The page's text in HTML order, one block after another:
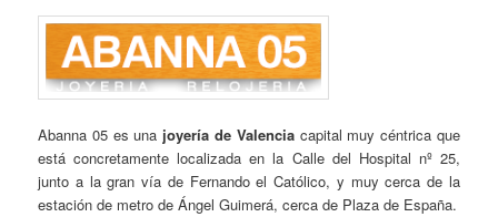
Abanna 05 es una joyería de Valenciacapital muy céntrica que
está concretamente localizada en la Calle del Hospital nº 25,
junto a la gran vía de Fernando el Católico, y muy cerca de la
estación de metro de Ángel Guimerá, cerca de Plaza de España.